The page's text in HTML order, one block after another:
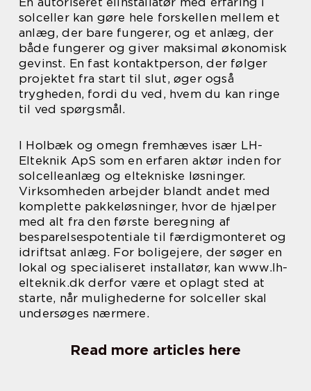
solceller kan gøre hele forskellen mellem et
anlæg, der bare fungerer, og et anlæg, der
både fungerer og giver maksimal økonomisk
gevinst. En fast kontaktperson, der følger
projektet fra start til slut, øger også
trygheden, fordi du ved, hvem du kan ringe
til ved spørgsmål.
I Holbæk og omegn fremhæves især LH-
Elteknik ApS som en erfaren aktør inden for
solcelleanlæg og eltekniske løsninger.
Virksomheden arbejder blandt andet med
komplette pakkeløsninger, hvor de hjælper
med alt fra den første beregning af
besparelsespotentiale til færdigmonteret og
idriftsat anlæg. For boligejere, der søger en
lokal og specialiseret installatør, kan www.lh-
elteknik.dk derfor være et oplagt sted at
starte, når mulighederne for solceller skal
undersøges nærmere.
Read more articles here